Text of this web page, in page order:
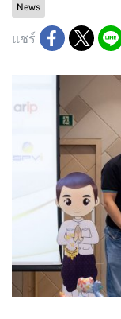
News
แชร์